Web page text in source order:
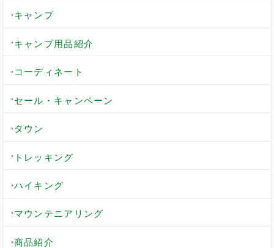
キャンプ
キャンプ用品紹介
コーディネート
セール・キャンペーン
タウン
トレッキング
ハイキング
マウンテニアリング
商品紹介